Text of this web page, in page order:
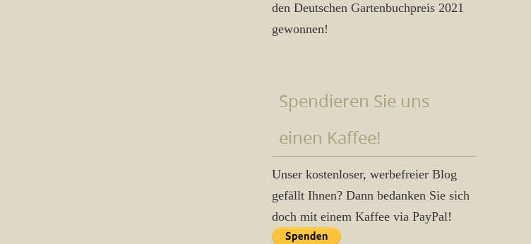
den Deutschen Gartenbuchpreis 2021
gewonnen!
Spendieren Sie uns
einen Kaffee!
Unser kostenloser, werbefreier Blog
gefällt Ihnen? Dann bedanken Sie sich
doch mit einem Kaffee via PayPal!